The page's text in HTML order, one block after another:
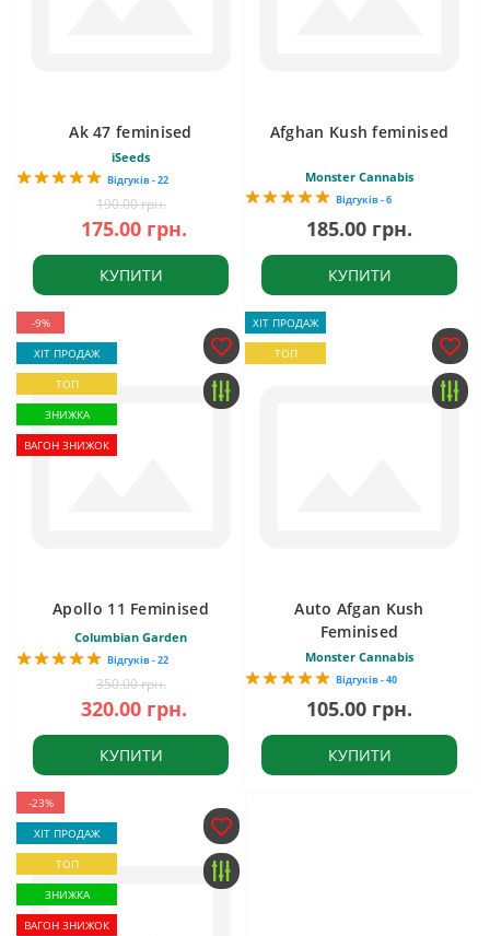
Ak 47 feminised
iSeeds
Відгуків - 22
190.00 грн.
175.00 грн.
КУПИТИ
Afghan Kush feminised
Monster Cannabis
Відгуків - 6
185.00 грн.
КУПИТИ
-9%
ХІТ ПРОДАЖ
ТОП
ЗНИЖКА
ВАГОН ЗНИЖОК
Apollo 11 Feminised
Columbian Garden
Відгуків - 22
350.00 грн.
320.00 грн.
КУПИТИ
ХІТ ПРОДАЖ
ТОП
Auto Afgan Kush
Feminised
Monster Cannabis
Відгуків - 40
105.00 грн.
КУПИТИ
-23%
ХІТ ПРОДАЖ
ТОП
ЗНИЖКА
ВАГОН ЗНИЖОК